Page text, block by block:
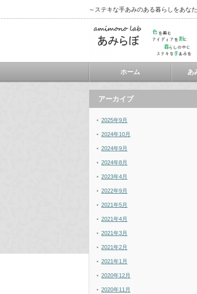
～ステキな手あみのある暮らしをあ
ホーム あ
アーカイブ
2025年9月
2024年10月
2024年9月
2024年8月
2023年4月
2022年9月
2021年5月
2021年4月
2021年3月
2021年2月
2021年1月
2020年12月
2020年11月